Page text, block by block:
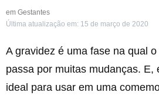
em Gestantes
Última atualização em: 15 de março de 2020
A gravidez é uma fase na qual
passa por muitas mudanças. E,
ideal para usar em uma